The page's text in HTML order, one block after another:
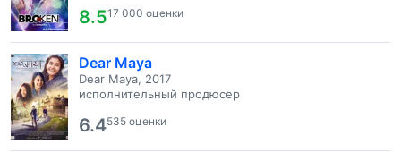
8.517 000 оценки
Dear Maya
Dear Maya, 2017
исполнительный продюсер
6.4535 оценки